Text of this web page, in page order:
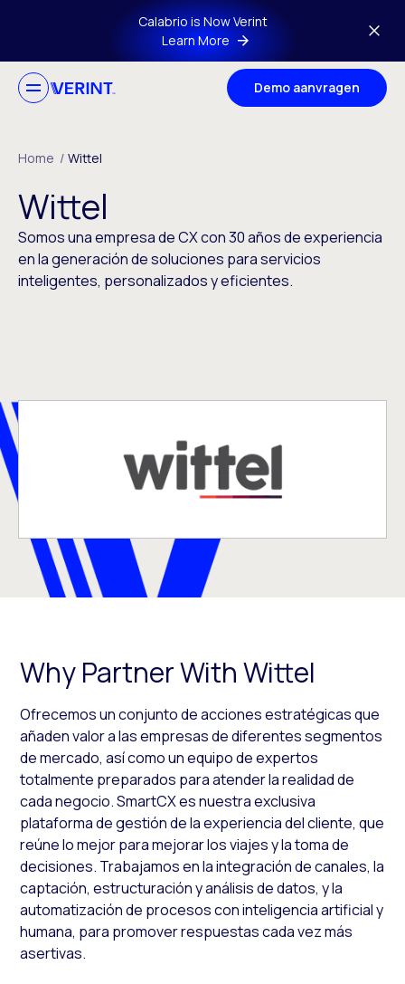
Skip to main contentCalabrio is Now Verint
Learn More
Demo aanvragen
Home / Wittel
Wittel
Somos una empresa de CX con 30 años de experiencia
en la generación de soluciones para servicios
inteligentes, personalizados y eficientes.
Why Partner With Wittel
Ofrecemos un conjunto de acciones estratégicas que
añaden valor a las empresas de diferentes segmentos
de mercado, así como un equipo de expertos
totalmente preparados para atender la realidad de
cada negocio. SmartCX es nuestra exclusiva
plataforma de gestión de la experiencia del cliente, que
reúne lo mejor para mejorar los viajes y la toma de
decisiones. Trabajamos en la integración de canales, la
captación, estructuración y análisis de datos, y la
automatización de procesos con inteligencia artificial y
humana, para promover respuestas cada vez más
asertivas.